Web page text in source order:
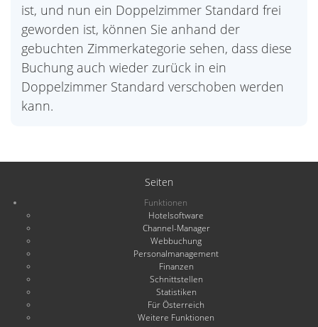
ist, und nun ein Doppelzimmer Standard frei
geworden ist, können Sie anhand der
gebuchten Zimmerkategorie sehen, dass diese
Buchung auch wieder zurück in ein
Doppelzimmer Standard verschoben werden
kann.
Seiten
Funktionen
Hotelsoftware
Channel-Manager
Webbuchung
Personalmanagement
Finanzen
Schnittstellen
Statistiken
Für Österreich
Weitere Funktionen